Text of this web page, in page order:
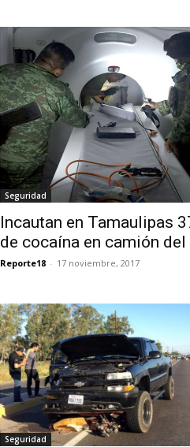
Seguridad
Incautan en Tamaulipas
de cocaína en camión del
Reporte18 - 17 noviembre, 2017
Seguridad